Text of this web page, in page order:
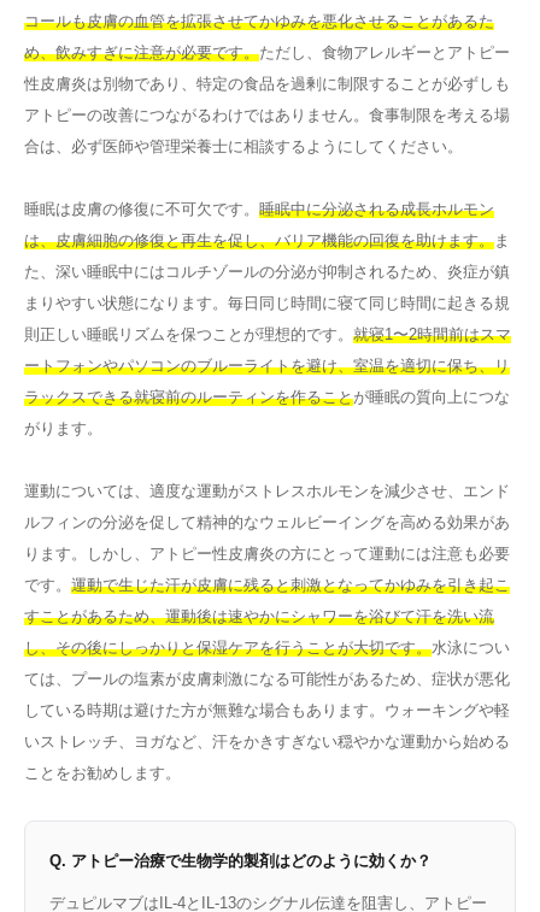
コールも皮膚の血管を拡張させてかゆみを悪化させることがあるた
め、飲みすぎに注意が必要です。ただし、食物アレルギーとアトピー
性皮膚炎は別物であり、特定の食品を過剰に制限することが必ずしも
アトピーの改善につながるわけではありません。食事制限を考える場
合は、必ず医師や管理栄養士に相談するようにしてください。
睡眠は皮膚の修復に不可欠です。 睡眠中に分泌される成長ホルモン
は、皮膚細胞の修復と再生を促し、バリア機能の回復を助けます。 ま
た、深い睡眠中にはコルチゾールの分泌が抑制されるため、炎症が鎮
まりやすい状態になります。毎日同じ時間に寝て同じ時間に起きる規
則正しい睡眠リズムを保つことが理想的です。 就寝1〜2時間前はスマ
ートフォンやパソコンのブルーライトを避け、室温を適切に保ち、リ
ラックスできる就寝前のルーティンを作ることが睡眠の質向上につな
がります。
運動については、適度な運動がストレスホルモンを減少させ、エンド
ルフィンの分泌を促して精神的なウェルビーイングを高める効果があ
ります。しかし、アトピー性皮膚炎の方にとって運動には注意も必要
です。 運動で生じた汗が皮膚に残ると刺激となってかゆみを引き起こ
すことがあるため、運動後は速やかにシャワーを浴びて汗を洗い流
し、その後にしっかりと保湿ケアを行うことが大切です。水泳につい
ては、プールの塩素が皮膚刺激になる可能性があるため、症状が悪化
している時期は避けた方が無難な場合もあります。ウォーキングや軽
いストレッチ、ヨガなど、汗をかきすぎない穏やかな運動から始める
ことをお勧めします。
Q. アトピー治療で生物学的製剤はどのように効くか？
デュピルマブはIL-4とIL-13のシグナル伝達を阻害し、アトピー